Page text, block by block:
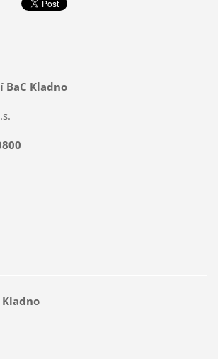
BaC Kladno